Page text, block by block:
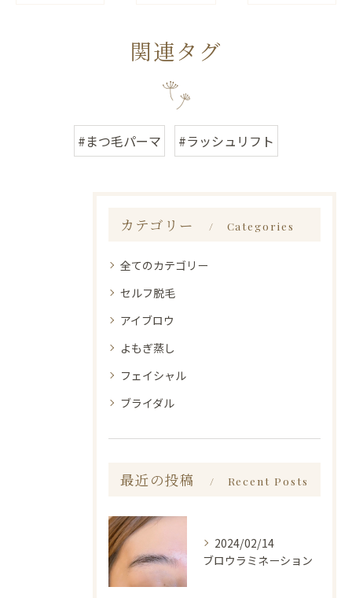
関連タグ
#まつ毛パーマ #ラッシュリフト
カテゴリー Categories
全てのカテゴリー
セルフ脱毛
アイブロウ
よもぎ蒸し
フェイシャル
ブライダル
最近の投稿 Recent Posts
2024/02/14
ブロウラミネーション